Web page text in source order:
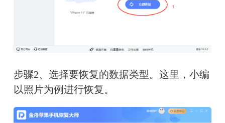
步骤2、选择要恢复的数据类型。这里，小编
以照片为例进行恢复。